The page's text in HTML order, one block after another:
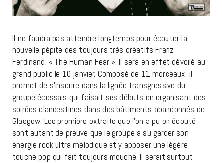
Il ne faudra pas attendre longtemps pour écouter la
nouvelle pépite des toujours très créatifs Franz
Ferdinand. « The Human Fear ». Il sera en effet dévoilé au
grand public le 10 janvier. Composé de 11 morceaux, il
promet de s’inscrire dans la lignée transgressive du
groupe écossais qui faisait ses débuts en organisant des
soirées clandestines dans des bâtiments abandonnés de
Glasgow. Les premiers extraits que l’on a pu en écouté
sont autant de preuve que le groupe a su garder son
énergie rock ultra mélodique et y apposer une légère
touche pop qui fait toujours mouche. Il serait surtout